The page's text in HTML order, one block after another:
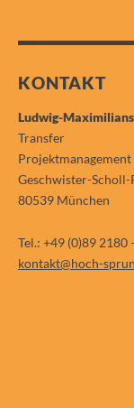
KONTAKT
Ludwig-
Transfer
Geschwister-Scholl-
80539 München
Tel.: +49 (0)89 2180
kontakt@hoch-